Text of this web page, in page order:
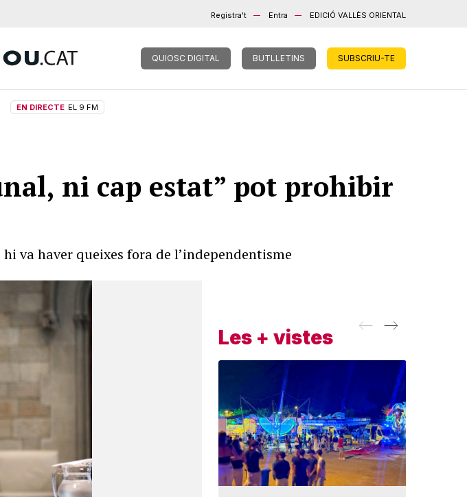
Registra't Entra EDICIÓ VALLÈS ORIENTAL
QUIOSC DIGITAL BUTLLETINS SUBSCRIU-TE
EN DIRECTE EL 9 FM
ni cap estat” pot prohibir
va haver queixes fora de l’independentisme
Les + vistes